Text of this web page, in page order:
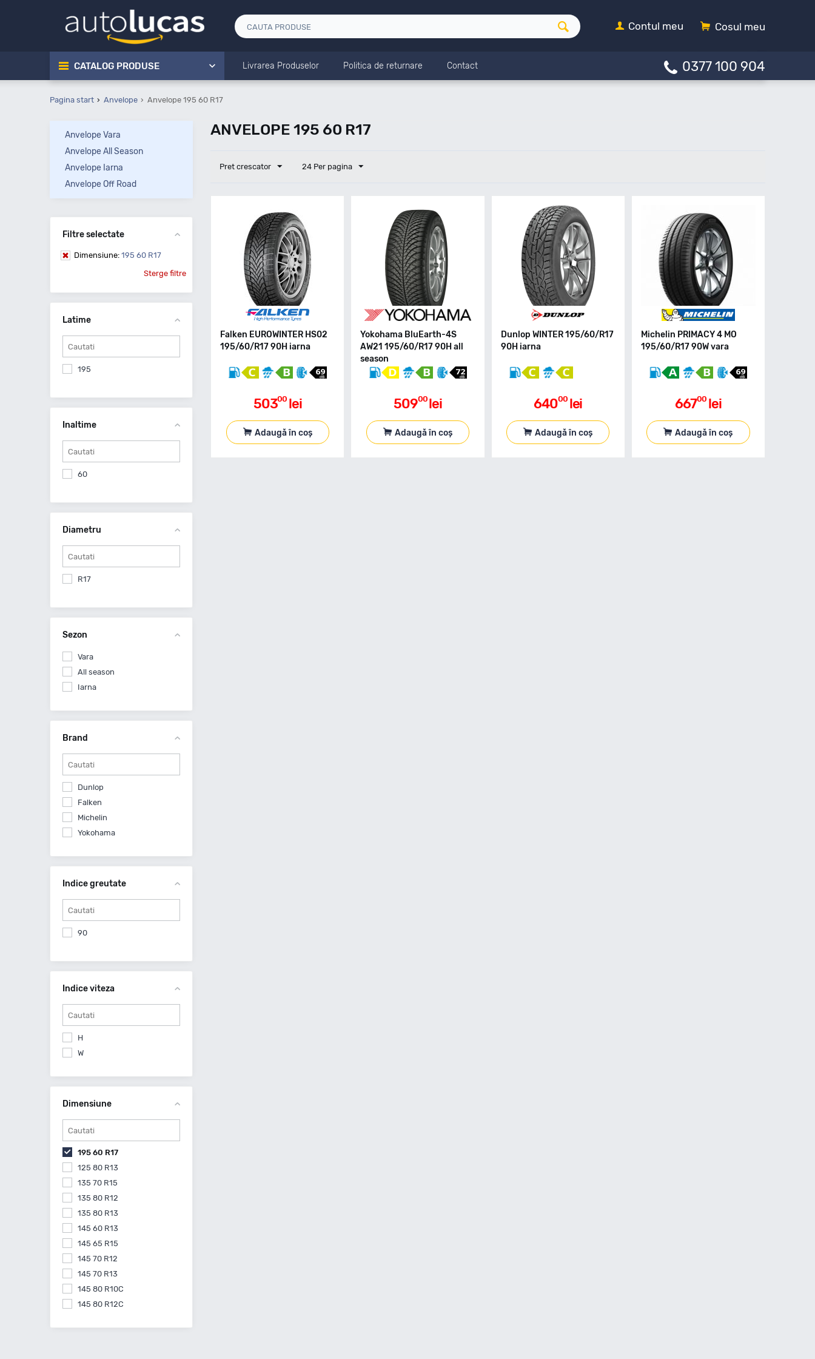
Cosul meu
Contul meu
CATALOG PRODUSE Livrarea Produselor Politica de returnare Contact 0377 100 904
Pagina start Anvelope Anvelope 195 60 R17
ANVELOPE 195 60 R17
Pret crescator 24 Per pagina
Falken EUROWINTER HS02
195/60/R17 90H iarna
50300 lei
Adaugă în coș
Yokohama BluEarth-4S
AW21 195/60/R17 90H all
season
50900 lei
Adaugă în coș
Dunlop WINTER 195/60/R17
90H iarna
64000 lei
Adaugă în coș
Michelin PRIMACY 4 MO
195/60/R17 90W vara
66700 lei
Adaugă în coș
Anvelope Vara
Anvelope All Season
Anvelope Iarna
Anvelope Off Road
Filtre selectate
Dimensiune: 195 60 R17
Sterge filtre
Latime
195
Inaltime
60
Diametru
R17
Sezon
Vara
All season
Iarna
Brand
Dunlop
Falken
Michelin
Yokohama
Indice greutate
90
Indice viteza
H
W
Dimensiune
195 60 R17
125 80 R13
135 70 R15
135 80 R12
135 80 R13
145 60 R13
145 65 R15
145 70 R12
145 70 R13
145 80 R10C
145 80 R12C